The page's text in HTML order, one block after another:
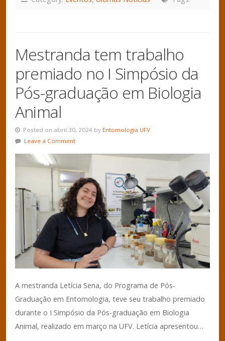
Mestranda tem trabalho
premiado no I Simpósio da
Pós-graduação em Biologia
Animal
Posted on abril 30, 2024 by Entomologia UFV
Leave a Comment
A mestranda Letícia Sena, do Programa de Pós-
Graduação em Entomologia, teve seu trabalho premiado
durante o I Simpósio da Pós-graduação em Biologia
Animal, realizado em março na UFV. Letícia apresentou…